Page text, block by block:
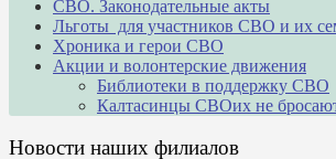
СВО. Законодательные акты
Льготы для участников СВО и их
Хроника и герои СВО
Акции и волонтерские движения
Библиотеки в поддержку СВО
Калтасинцы СВОих не
Новости наших филиалов